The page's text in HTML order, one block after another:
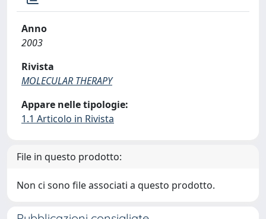
Anno
2003
Rivista
MOLECULAR THERAPY
Appare nelle tipologie:
1.1 Articolo in Rivista
File in questo prodotto:
Non ci sono file associati a questo prodotto.